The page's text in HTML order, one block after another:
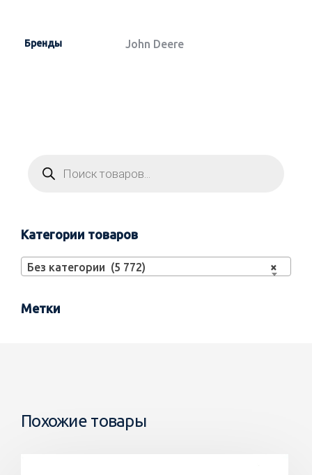
Бренды John Deere
Категории товаров
×
Без категории (5 772)
Метки
Похожие товары